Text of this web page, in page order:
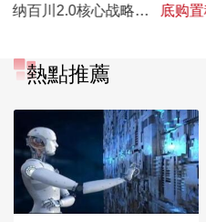
纳百川2.0核心战略
底购
熱點推薦